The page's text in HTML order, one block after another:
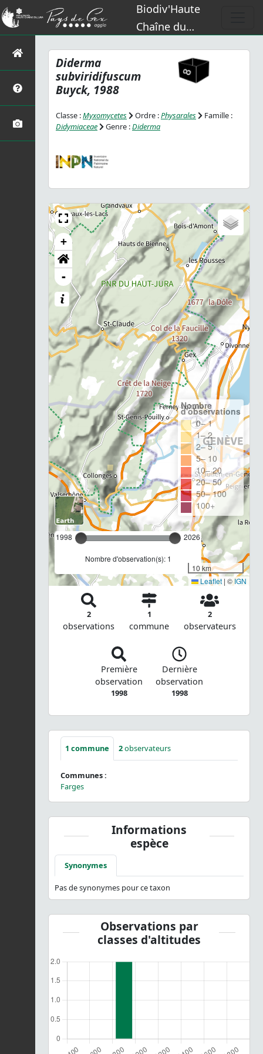
Biodiv'Haute
Chaîne du
Diderma
subviridifuscum
Buyck, 1988
Classe :Myxomycetes Ordre :Physarales
Famille :
Didymiaceae
Genre :Diderma
+
-
1998 2026
Nombre d'observation(s): 1
Nombre
d'observations
0– 1
1– 2
2– 5
5– 10
10– 20
20– 50
50– 100
100+
10 km
Leaflet | ©IGN
2
observations
1
commune
2
observateurs
Première
observation
1998
Dernière
observation
1998
1 commune 2observateurs
Communes :
Farges
Informations
espèce
Synonymes
Pas de synonymes pour ce taxon
Observations par
classes d'altitudes